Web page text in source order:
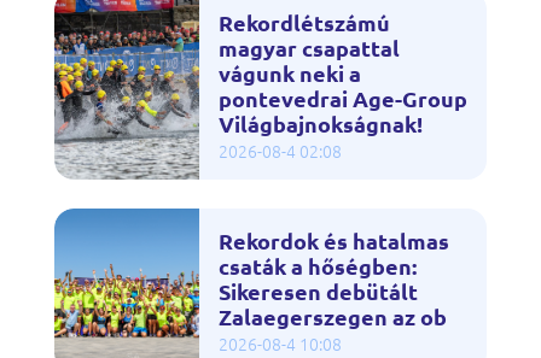
Rekordlétszámú
magyar csapattal
vágunk neki a
pontevedrai Age-Group
Világbajnokságnak!
2026-08-4 02:08
Rekordok és hatalmas
csaták a hőségben:
Sikeresen debütált
Zalaegerszegen az ob
2026-08-4 10:08